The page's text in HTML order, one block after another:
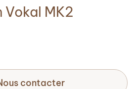
MK2
contacter